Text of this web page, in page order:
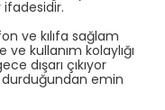
ve kılıfa sağlam
kullanım kolaylığı
dışarı çıkıyor
durduğundan emin